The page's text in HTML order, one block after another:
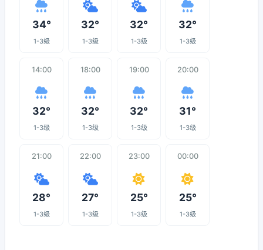
34°
1-3级
32°
1-3级
32°
1-3级
32°
1-3级
14:00
32°
1-3级
18:00
32°
1-3级
19:00
32°
1-3级
20:00
31°
1-3级
21:00
28°
1-3级
22:00
27°
1-3级
23:00
25°
1-3级
00:00
25°
1-3级